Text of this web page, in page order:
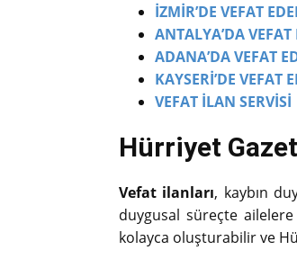
İZMİR’DE VEFAT
ANTALYA’DA VEFAT
ADANA’DA VEFAT
KAYSERİ’DE VEFAT
VEFAT İLAN SERVİSİ
Hürriyet
Vefat ilanları, kaybın
duygusal süreçte
kolayca oluşturabilir ve